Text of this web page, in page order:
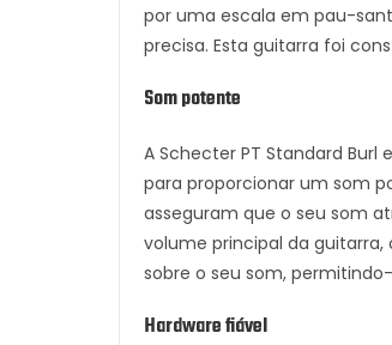
por uma escala em pau-
precisa. Esta guitarra foi
Som potente
A Schecter PT Standard
para proporcionar um som
asseguram que o seu som
volume principal da
sobre o seu som,
Hardware fiável